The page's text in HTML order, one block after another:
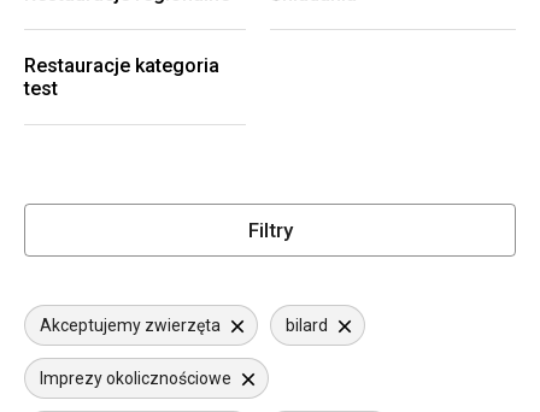
Restauracje kategoria
test
Filtry
Akceptujemy zwierzęta bilard
Imprezy okolicznościowe